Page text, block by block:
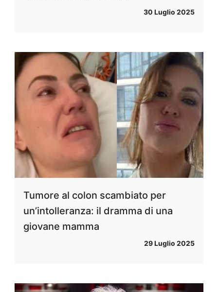
30 Luglio 2025
Tumore al colon scambiato per
un’intolleranza: il dramma di una
giovane mamma
29 Luglio 2025